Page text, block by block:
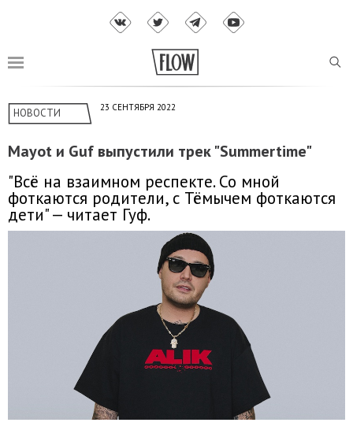
НОВОСТИ 23 СЕНТЯБРЯ 2022
Mayot и Guf выпустили трек "Summertime"
"Всё на взаимном респекте. Со мной
фоткаются родители, с Тёмычем фоткаются
дети" — читает Гуф.